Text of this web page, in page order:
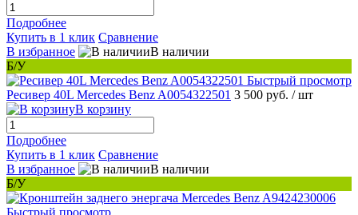
Подробнее
Купить в 1 клик Сравнение
В избранное
В наличии
Б/У
Быстрый просмотр
Ресивер 40L Mercedes Benz A0054322501 3 500 руб. / шт
В корзину
Подробнее
Купить в 1 клик Сравнение
В избранное
В наличии
Б/У